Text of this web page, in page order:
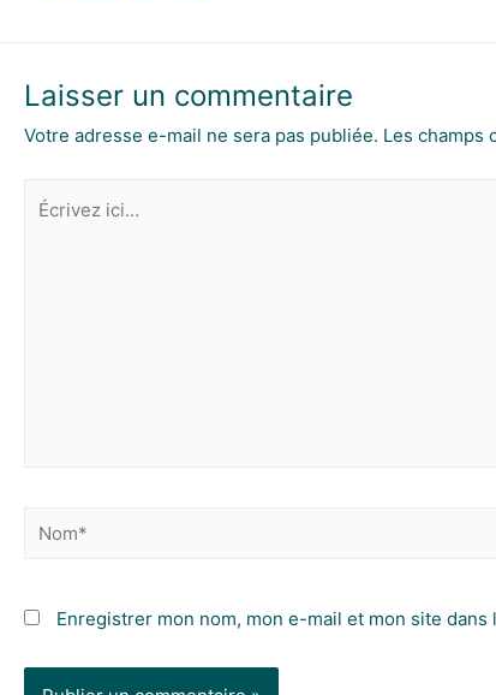
Laisser un commentaire
Votre adresse e-mail ne sera pas publiée. Les champs
Enregistrer mon nom, mon e-mail et mon site